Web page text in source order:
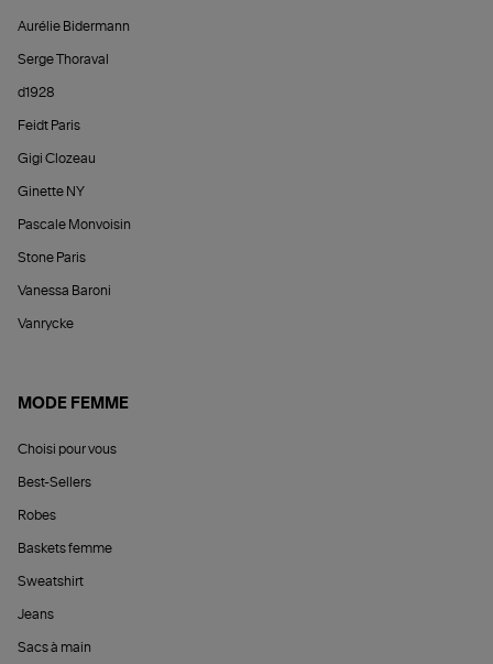
Aurélie Bidermann
Serge Thoraval
d1928
Feidt Paris
Gigi Clozeau
Ginette NY
Pascale Monvoisin
Stone Paris
Vanessa Baroni
Vanrycke
MODE FEMME
Choisi pour vous
Best-Sellers
Robes
Baskets femme
Sweatshirt
Jeans
Sacs à main